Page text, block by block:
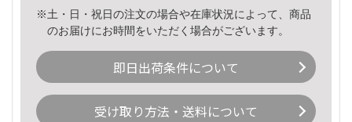
※土・日・祝日の注文の場合や在庫状況によって、商品
のお届けにお時間をいただく場合がございます。
即日出荷条件について
受け取り方法・送料について